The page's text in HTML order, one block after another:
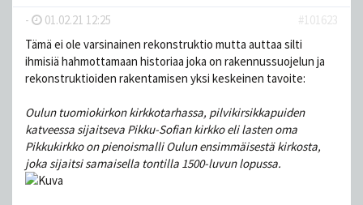
- 01.02.21 12:25
#101623
Tämä ei ole varsinainen rekonstruktio mutta auttaa silti
ihmisiä hahmottamaan historiaa joka on rakennussuojelun ja
rekonstruktioiden rakentamisen yksi keskeinen tavoite:
Oulun tuomiokirkon kirkkotarhassa, pilvikirsikkapuiden
katveessa sijaitseva Pikku-Sofian kirkko eli lasten oma
Pikkukirkko on pienoismalli Oulun ensimmäisestä kirkosta,
joka sijaitsi samaisella tontilla 1500-luvun lopussa.